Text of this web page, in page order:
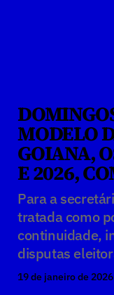
MODELO
GOIANA,
E 2026,
Para a
tratada como
continuidade,
disputas
19 de janeiro de